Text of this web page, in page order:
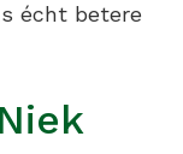
écht betere